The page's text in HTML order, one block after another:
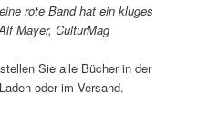
rote Band hat ein kluges
Mayer, CulturMag
Sie alle Bücher in der
oder im Versand.